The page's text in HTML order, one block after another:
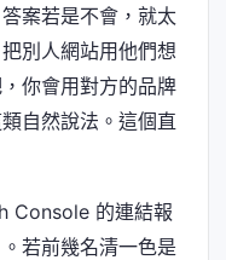
案若是不會，就太
別人網站用他們想
你會用對方的品牌
自然說法。這個直
Console 的連結報
若前幾名清一色是